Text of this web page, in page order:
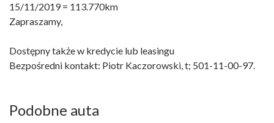
15/11/2019 = 113.770km
Zapraszamy,
Dostępny także w kredycie lub leasingu
Bezpośredni kontakt: Piotr Kaczorowski, t; 501-11-00-97.
Podobne auta